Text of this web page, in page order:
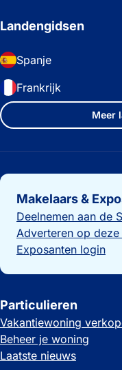
Landengidsen
Spanje
Frankrijk
Meer
Belangrijke links
Makelaars &
Deelnemen aan de
Adverteren op
Exposanten login
Particulieren
Vakantiewoning
Beheer je woning
Laatste nieuws